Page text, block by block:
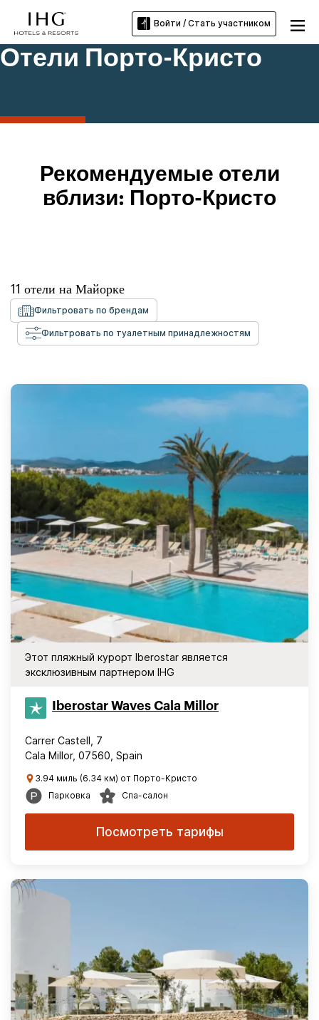
Войти / Стать участником
Отели Порто-Кристо
Рекомендуемые отели
вблизи: Порто-Кристо
11 отели на Майорке
Фильтровать по брендам
Фильтровать по туалетным принадлежностям
Этот пляжный курорт Iberostar является
эксклюзивным партнером IHG
Iberostar Waves Cala Millor
Carrer Castell, 7
Cala Millor, 07560, Spain
3.94 миль (6.34 км) от Порто-Кристо
Парковка
Спа-салон
Посмотреть тарифы